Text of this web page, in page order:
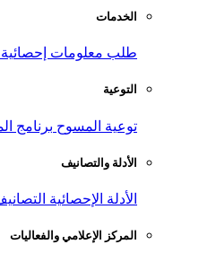
الخدمات
طلب معلومات إحصائية
التوعية
توعية المسوح برنامج
الأدلة والتصانيف
الأدلة الإحصائية
المركز الإعلامي والفعاليات